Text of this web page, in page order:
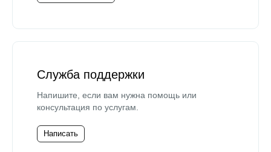
Служба поддержки
Напишите, если вам нужна помощь или
консультация по услугам.
Написать